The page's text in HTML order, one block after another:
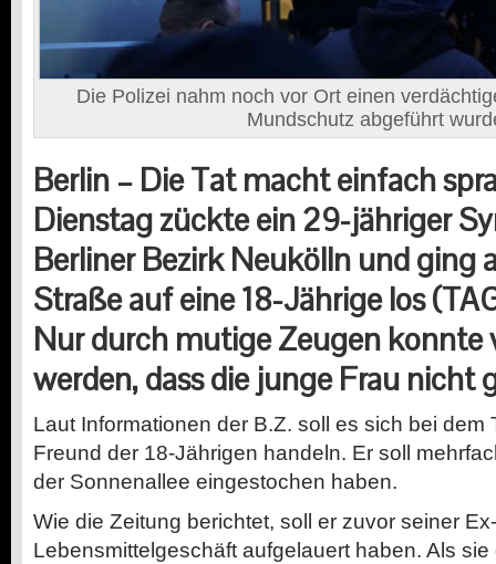
Die Polizei nahm noch vor Ort einen
Mundschutz abgeführt
Berlin – Die Tat macht einfach
Dienstag zückte ein 29-jähriger
Berliner Bezirk Neukölln und ging
Straße auf eine 18-Jährige los
Nur durch mutige Zeugen konnte
werden, dass die junge Frau nicht
Laut Informationen der B.Z. soll es sich bei dem
Freund der 18-Jährigen handeln. Er soll
der Sonnenallee eingestochen haben.
Wie die Zeitung berichtet, soll er zuvor seiner
Lebensmittelgeschäft aufgelauert haben. Als